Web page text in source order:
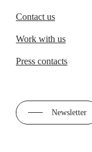
Contact us
Work with us
Press contacts
Newsletter